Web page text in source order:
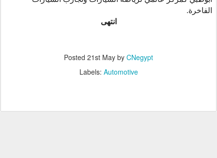
الفاخرة.
انتهى
Posted 21st May by CNegypt
Labels: Automotive